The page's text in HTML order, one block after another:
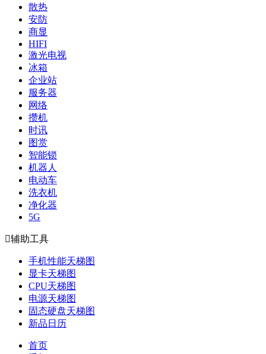
散热
安防
商显
HIFI
激光电视
冰箱
企业站
服务器
网络
攒机
时讯
图赏
智能锁
机器人
电动车
洗衣机
净化器
5G
辅助工具
手机性能天梯图
显卡天梯图
CPU天梯图
电源天梯图
固态硬盘天梯图
新品日历
首页